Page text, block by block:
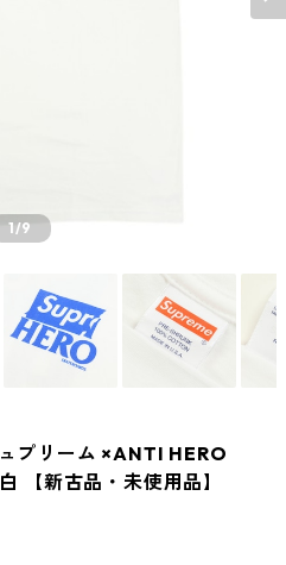
1/9
プリーム ×ANTI HERO
【新古品・未使用品】